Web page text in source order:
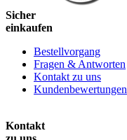
Sicher
einkaufen
Bestellvorgang
Fragen & Antworten
Kontakt zu uns
Kundenbewertungen
Kontakt